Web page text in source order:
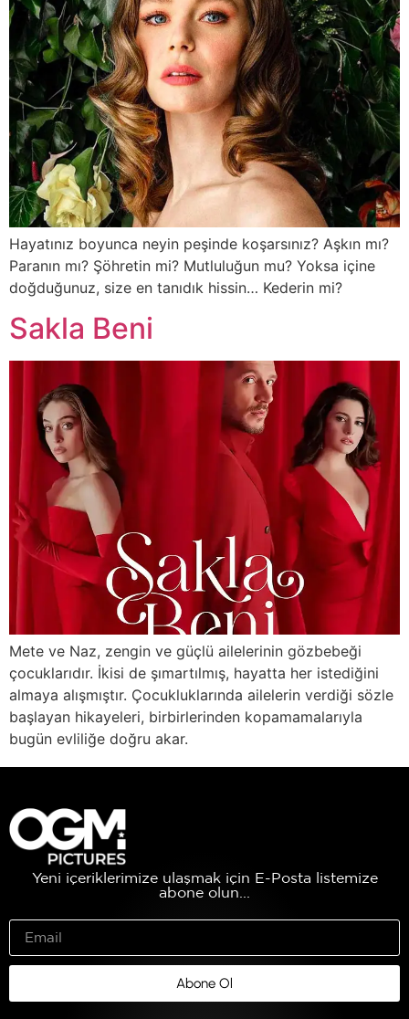
Hayatınız boyunca neyin peşinde koşarsınız? Aşkın mı?
Paranın mı? Şöhretin mi? Mutluluğun mu? Yoksa içine
doğduğunuz, size en tanıdık hissin… Kederin mi?
Sakla Beni
Mete ve Naz, zengin ve güçlü ailelerinin gözbebeği
çocuklarıdır. İkisi de şımartılmış, hayatta her istediğini
almaya alışmıştır. Çocukluklarında ailelerin verdiği sözle
başlayan hikayeleri, birbirlerinden kopamamalarıyla
bugün evliliğe doğru akar.
Yeni içeriklerimize ulaşmak için E-Posta listemize
abone olun...
Abone Ol